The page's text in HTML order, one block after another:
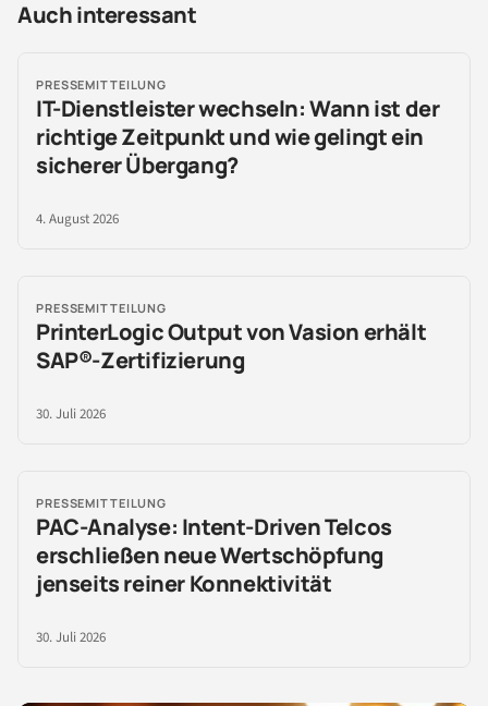
Auch interessant
PRESSEMITTEILUNG
IT-Dienstleister wechseln: Wann ist der
richtige Zeitpunkt und wie gelingt ein
sicherer Übergang?
4. August 2026
PRESSEMITTEILUNG
PrinterLogic Output von Vasion erhält
SAP®-Zertifizierung
30. Juli 2026
PRESSEMITTEILUNG
PAC-Analyse: Intent-Driven Telcos
erschließen neue Wertschöpfung
jenseits reiner Konnektivität
30. Juli 2026